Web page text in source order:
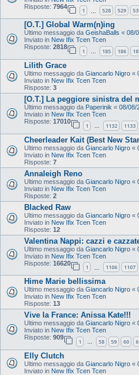
Risposte: 7964
1 528 529
[O.T.] Global Warm(n)ing
Ultimo messaggio da GeishaBalls « 08/
Inviato in New Ifix Tcen Tcen
Risposte: 2818
1 … 185 186
Lilith Grace
Ultimo messaggio da Giancarlo Nigro «
Inviato in New Ifix Tcen Tcen
Risposte: 3
[O.T.] La peggiore sinistra del
Ultimo messaggio da Paperinik « 08/08/
Inviato in New Ifix Tcen Tcen
Risposte: 17010
1 … 1132 1133
Cheerleader Kait (Best New
Ultimo messaggio da Giancarlo Nigro «
Inviato in New Ifix Tcen Tcen
Risposte: 7
Annaleigh Reno
Ultimo messaggio da Giancarlo Nigro «
Inviato in New Ifix Tcen Tcen
Risposte: 2
Blacked Raw
Ultimo messaggio da Giancarlo Nigro «
Inviato in New Ifix Tcen Tcen
Risposte: 12
Valentina Nappi: cazzi e
Ultimo messaggio da Giancarlo Nigro «
Inviato in New Ifix Tcen Tcen
Risposte: 16620
1 1106 1107
Hime Marie bellissima
Ultimo messaggio da Giancarlo Nigro «
Inviato in New Ifix Tcen Tcen
Risposte: 13
Vive la France: Anissa Kate!!!
Ultimo messaggio da Giancarlo Nigro «
Inviato in New Ifix Tcen Tcen
Risposte: 909
1 … 58 59 60
Elly Clutch
Ultimo messaggio da Giancarlo Nigro «
Inviato in New Ifix Tcen Tcen